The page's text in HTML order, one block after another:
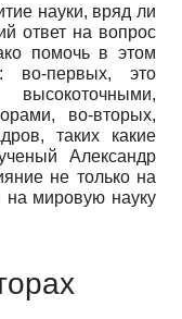
науки, вряд ли
ответ на вопрос
помочь в этом
во-первых, это
во-вторых,
таких какие
Александр
не только на
на мировую науку